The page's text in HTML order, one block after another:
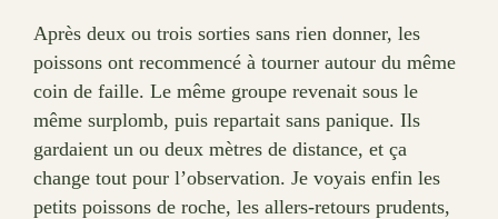
Après deux ou trois sorties sans rien donner, les
poissons ont recommencé à tourner autour du même
coin de faille. Le même groupe revenait sous le
même surplomb, puis repartait sans panique. Ils
gardaient un ou deux mètres de distance, et ça
change tout pour l’observation. Je voyais enfin les
petits poissons de roche, les allers-retours prudents,